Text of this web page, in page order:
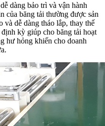
dàng bảo trì và vận hành
của băng tải thường được sản
và dễ dàng tháo lắp, thay thế
kỳ giúp cho băng tải hoạt
hư hỏng khiến cho doanh